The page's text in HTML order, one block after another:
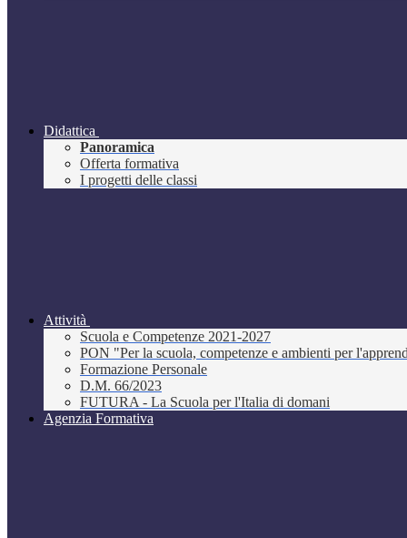
Didattica
Panoramica
Offerta formativa
I progetti delle classi
Attività
Scuola e Competenze 2021-2027
PON "Per la scuola, competenze e ambienti per
Formazione Personale
D.M. 66/2023
FUTURA - La Scuola per l'Italia di domani
Agenzia Formativa